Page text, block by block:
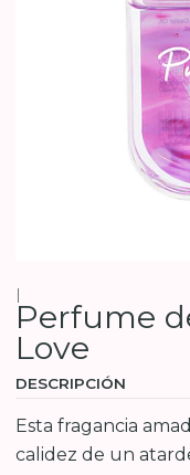
|
Perfume
Love
DESCRIPCIÓN
Esta fragancia
calidez de un